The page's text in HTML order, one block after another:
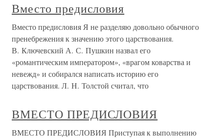
Вместо предисловия
Вместо предисловия Я не разделяю довольно обычного
пренебрежения к значению этого царствования.
В. Ключевский А. С. Пушкин назвал его
«романтическим императором», «врагом коварства и
невежд» и собирался написать историю его
царствования. Л. Н. Толстой считал, что
ВМЕСТО ПРЕДИСЛОВИЯ
ВМЕСТО ПРЕДИСЛОВИЯ Приступая к выполнению